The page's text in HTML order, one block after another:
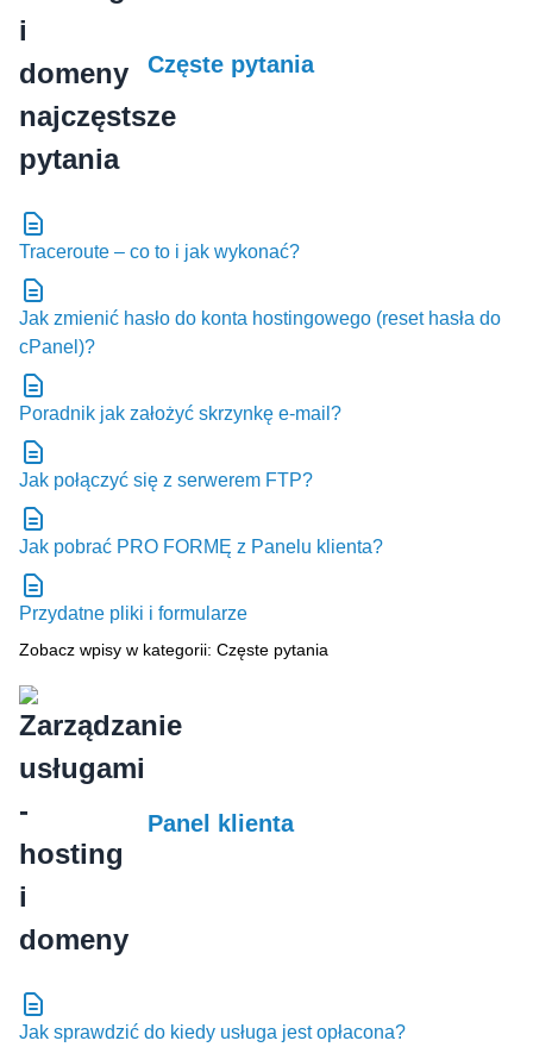
Częste pytania
Traceroute – co to i jak wykonać?
Jak zmienić hasło do konta hostingowego (reset hasła do
cPanel)?
Poradnik jak założyć skrzynkę e-mail?
Jak połączyć się z serwerem FTP?
Jak pobrać PRO FORMĘ z Panelu klienta?
Przydatne pliki i formularze
Zobacz wpisy w kategorii: Częste pytania
Panel klienta
Jak sprawdzić do kiedy usługa jest opłacona?